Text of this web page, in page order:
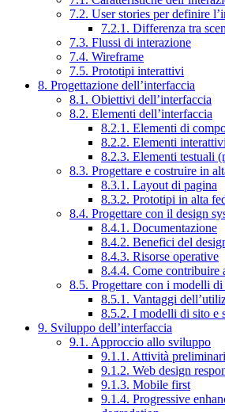
7.2. User stories per definire
7.2.1. Differenza tra
7.3. Flussi di interazione
7.4. Wireframe
7.5. Prototipi interattivi
8. Progettazione dell’interfaccia
8.1. Obiettivi dell’interfaccia
8.2. Elementi dell’interfaccia
8.2.1. Elementi di
8.2.2. Elementi interattivi
8.2.3. Elementi testuali
8.3. Progettare e costruire in
8.3.1. Layout di pagina
8.3.2. Prototipi in alta
8.4. Progettare con il design
8.4.1. Documentazione
8.4.2. Benefici del
8.4.3. Risorse operative
8.4.4. Come contribuire
8.5. Progettare con i modelli
8.5.1. Vantaggi
8.5.2. I modelli di sito e
9. Sviluppo dell’interfaccia
9.1. Approccio allo sviluppo
9.1.1. Attività preliminari
9.1.2. Web design
9.1.3. Mobile first
9.1.4. Progressive